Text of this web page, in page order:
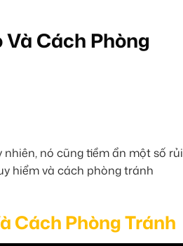
Cách Phòng
nó cũng tiềm ẩn một số rủi
hiểm và cách phòng tránh
Cách Phòng Tránh